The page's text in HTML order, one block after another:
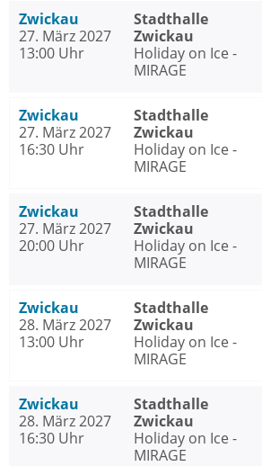
Zwickau
27. März 2027
13:00 Uhr
Stadthalle
Zwickau
Holiday on Ice -
MIRAGE
Zwickau
27. März 2027
16:30 Uhr
Stadthalle
Zwickau
Holiday on Ice -
MIRAGE
Zwickau
27. März 2027
20:00 Uhr
Stadthalle
Zwickau
Holiday on Ice -
MIRAGE
Zwickau
28. März 2027
13:00 Uhr
Stadthalle
Zwickau
Holiday on Ice -
MIRAGE
Zwickau
28. März 2027
16:30 Uhr
Stadthalle
Zwickau
Holiday on Ice -
MIRAGE